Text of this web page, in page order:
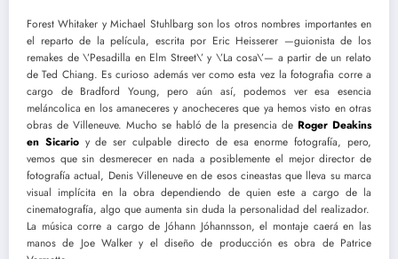
Forest Whitaker y Michael Stuhlbarg son los otros nombres importantes en
el reparto de la película, escrita por Eric Heisserer —guionista de los
remakes de \’Pesadilla en Elm Street\’ y \’La cosa\’— a partir de un relato
de Ted Chiang. Es curioso además ver como esta vez la fotografia corre a
cargo de Bradford Young, pero aún así, podemos ver esa esencia
meláncolica en los amaneceres y anocheceres que ya hemos visto en otras
obras de Villeneuve. Mucho se habló de la presencia deRoger Deakins
en Sicarioy de ser culpable directo de esa enorme fotografía, pero,
vemos que sin desmerecer en nada a posiblemente el mejor director de
fotografía actual, Denis Villeneuve en de esos cineastas que lleva su marca
visual implícita en la obra dependiendo de quien este a cargo de la
cinematografía, algo que aumenta sin duda la personalidad del realizador.
La música corre a cargo de Jóhann Jóhannsson, el montaje caerá en las
manos de Joe Walker y el diseño de producción es obra de Patrice